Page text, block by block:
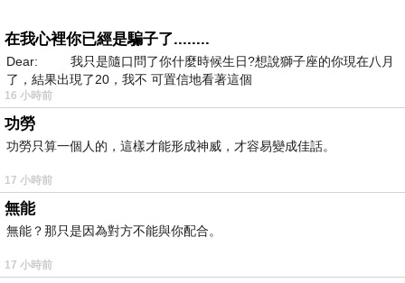
在我心裡你已經是騙子了........
Dear: 我只是隨口問了你什麼時候生日?想說獅子座的你現在八月
了，結果出現了20，我不 可置信地看著這個
16 小時前
功勞
功勞只算一個人的，這樣才能形成神威，才容易變成佳話。
17 小時前
無能
無能？那只是因為對方不能與你配合。
17 小時前